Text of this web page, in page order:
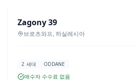
신규 분양
Zagony 39
브로츠와프, 하실레시아
2 세대 ODDANE
매수자 수수료 없음